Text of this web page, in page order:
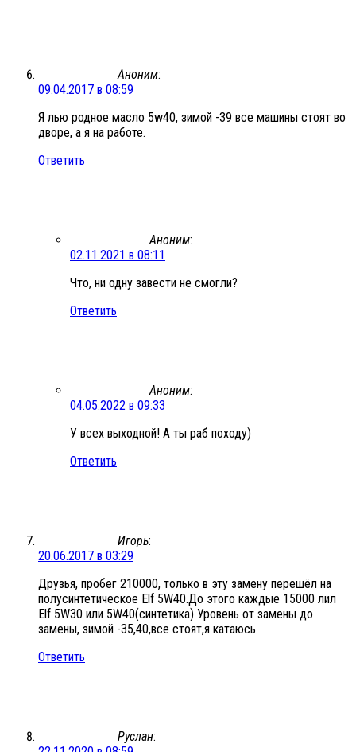
Аноним:
09.04.2017 в 08:59
Я лью родное масло 5w40, зимой -39 все машины стоят во
дворе, а я на работе.
Ответить
Аноним:
02.11.2021 в 08:11
Что, ни одну завести не смогли?
Ответить
Аноним:
04.05.2022 в 09:33
У всех выходной! А ты раб походу)
Ответить
Игорь:
20.06.2017 в 03:29
Друзья, пробег 210000, только в эту замену перешёл на
полусинтетическое Elf 5W40.До этого каждые 15000 лил
Elf 5W30 или 5W40(синтетика) Уровень от замены до
замены, зимой -35,40,все стоят,я катаюсь.
Ответить
Руслан: